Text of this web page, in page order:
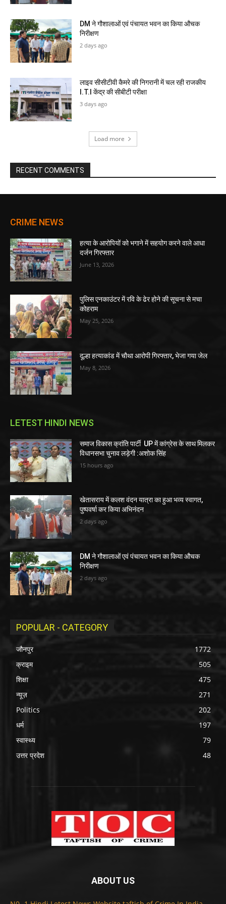
DM ने गौशालाओं एवं पंचायत भवन का किया औचक
निरीक्षण
2 days ago
लाइव सीसीटीवी कैमरे की निगरानी में चल रही राजकीय
I.T.I केंद्र की सीबीटी परीक्षा
3 days ago
Load more
RECENT COMMENTS
CRIME NEWS
हत्या के आरोपियों को भगाने में सहयोग करने वाले आधा
दर्जन गिरफ्तार
June 13, 2026
पुलिस एनकाउंटर में रवि के ढेर होने की सूचना से मचा
कोहराम
May 25, 2026
दूल्हा हत्याकांड में चौथा आरोपी गिरफ्तार, भेजा गया जेल
May 8, 2026
LETEST HINDI NEWS
समाज विकास क्रांति पार्टी UP में कांग्रेस के साथ मिलकर
विधानसभा चुनाव लड़ेगी :अशोक सिंह
15 hours ago
खेतासराय में कलश वंदन यात्रा का हुआ भव्य स्वागत,
पुष्पवर्षा कर किया अभिनंदन
2 days ago
DM ने गौशालाओं एवं पंचायत भवन का किया औचक
निरीक्षण
2 days ago
POPULAR - CATEGORY
जौनपुर
1772
क्राइम
505
शिक्षा
475
न्यूज़
271
Politics
202
धर्म
197
स्वास्थ्य
79
उत्तर प्रदेश
48
ABOUT US